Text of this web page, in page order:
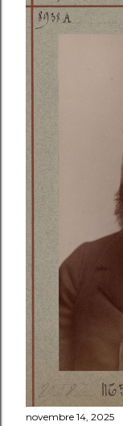
novembre 14, 2025